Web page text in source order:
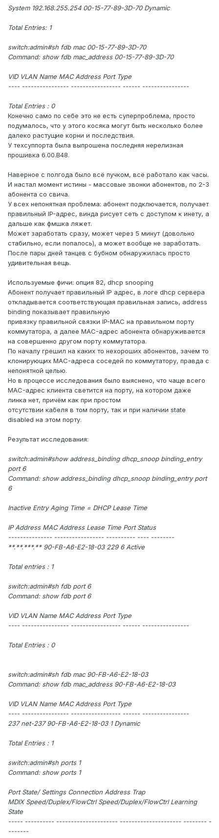
System 192.168.255.254 00-15-77-89-3D-70 Dynamic
Total Entries: 1
switch:admin#sh fdb mac 00-15-77-89-3D-70
Command: show fdb mac_address 00-15-77-89-3D-70
VID VLAN Name MAC Address Port Type
---- ---------------- ----------------- ------ ----------------
Total Entries : 0
Конечно само по себе это не есть суперпроблема, просто
подумалось, что у этого косяка могут быть несколько более
далеко растущие корни и последствия.
У техсуппорта была выпрошена последняя нерелизная
прошивка 6.00.B48.
Наверное с полгода было всё пучком, всё работало как часы.
И настал момент истины - массовые звонки абонентов, по 2-3
абонента со свича.
У всех непонятная проблема: абонент подключается, получает
правильный IP-адрес, винда рисует сеть с доступом к инету, а
дальше как фмшка ляжет.
Может заработать сразу, может через 5 минут (довольно
стабильно, если попалось), а может вообще не заработать.
После пары дней танцев с бубном обнаружилась просто
удивительная вещь.
Используемые фичи: опция 82, dhcp snooping
Абонент получает правильный IP адрес, в логе dhcp сервера
откладывается соответствующая правильная запись, address
binding показывает правильную
привязку правильной связки IP-MAC на правильном порту
коммутатора, а далее MAC-адрес абонента обнаруживается
на совершенно другом порту коммутатора.
По началу грешил на каких то нехороших абонентов, зачем то
клонирующих MAC-адреса соседей по коммутатору, правда с
непонятной целью.
Но в процессе исследования было выяснено, что чаще всего
MAC-адрес клиента светится на порту, на котором даже
линка нет, причём как при простом
отсутствии кабеля в том порту, так и при наличии state
disabled на этом порту.
Результат исследования:
switch:admin#show address_binding dhcp_snoop binding_entry
port 6
Command: show address_binding dhcp_snoop binding_entry port
6
Inactive Entry Aging Time = DHCP Lease Time
IP Address MAC Address Lease Time Port Status
--------------- ----------------- ---------- ---- --------
**.**.***.** 90-FB-A6-E2-18-03 229 6 Active
Total entries : 1
switch:admin#sh fdb port 6
Command: show fdb port 6
VID VLAN Name MAC Address Port Type
---- ---------------- ----------------- ------ ----------------
Total Entries : 0
switch:admin#sh fdb mac 90-FB-A6-E2-18-03
Command: show fdb mac_address 90-FB-A6-E2-18-03
VID VLAN Name MAC Address Port Type
---- ---------------- ----------------- ------ ----------------
237 net-237 90-FB-A6-E2-18-03 1 Dynamic
Total Entries : 1
switch:admin#sh ports 1
Command: show ports 1
Port State/ Settings Connection Address Trap
MDIX Speed/Duplex/FlowCtrl Speed/Duplex/FlowCtrl Learning
State
----- ---------- --------------------- --------------------- -------- -
-------